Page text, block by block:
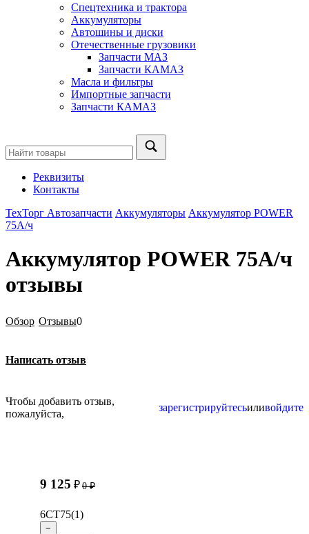
Спецтехника и трактора
Аккумуляторы
Автошины и диски
Отечественные грузовики
Запчасти МАЗ
Запчасти КАМАЗ
Масла и фильтры
Импортные запчасти
Запчасти КАМАЗ
Реквизиты
Контакты
ТехТорг Автозапчасти Аккумуляторы Аккумулятор POWER
75А/ч
Аккумулятор POWER 75А/ч
отзывы
Обзор Отзывы0
Написать отзыв
Чтобы добавить отзыв,
пожалуйста,
зарегистрируйтесьиливойдите
9 125 ₽ 0 ₽
6СТ75(1)
−